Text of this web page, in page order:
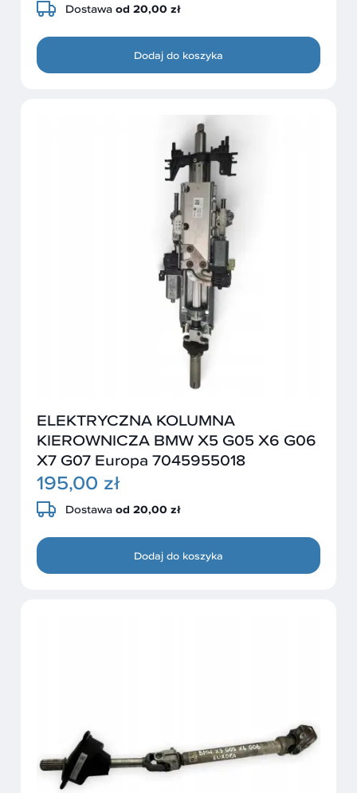
Dostawa od 20,00 zł
Dodaj do koszyka
ELEKTRYCZNA KOLUMNA
KIEROWNICZA BMW X5 G05 X6 G06
X7 G07 Europa 7045955018
195,00 zł
Dostawa od 20,00 zł
Dodaj do koszyka